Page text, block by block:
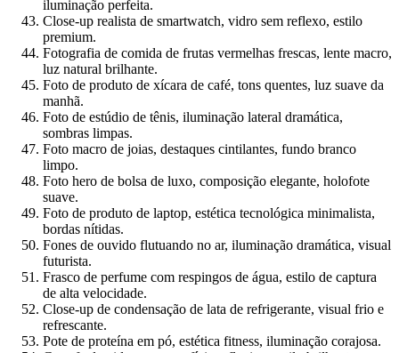
iluminação perfeita.
Close-up realista de smartwatch, vidro sem reflexo, estilo
premium.
Fotografia de comida de frutas vermelhas frescas, lente macro,
luz natural brilhante.
Foto de produto de xícara de café, tons quentes, luz suave da
manhã.
Foto de estúdio de tênis, iluminação lateral dramática,
sombras limpas.
Foto macro de joias, destaques cintilantes, fundo branco
limpo.
Foto hero de bolsa de luxo, composição elegante, holofote
suave.
Foto de produto de laptop, estética tecnológica minimalista,
bordas nítidas.
Fones de ouvido flutuando no ar, iluminação dramática, visual
futurista.
Frasco de perfume com respingos de água, estilo de captura
de alta velocidade.
Close-up de condensação de lata de refrigerante, visual frio e
refrescante.
Pote de proteína em pó, estética fitness, iluminação corajosa.